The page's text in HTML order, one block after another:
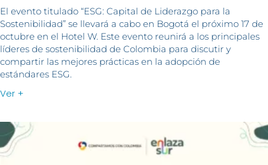
El evento titulado “ESG: Capital de Liderazgo para la
Sostenibilidad” se llevará a cabo en Bogotá el próximo 17 de
octubre en el Hotel W. Este evento reunirá a los principales
líderes de sostenibilidad de Colombia para discutir y
compartir las mejores prácticas en la adopción de
estándares ESG.
Ver +